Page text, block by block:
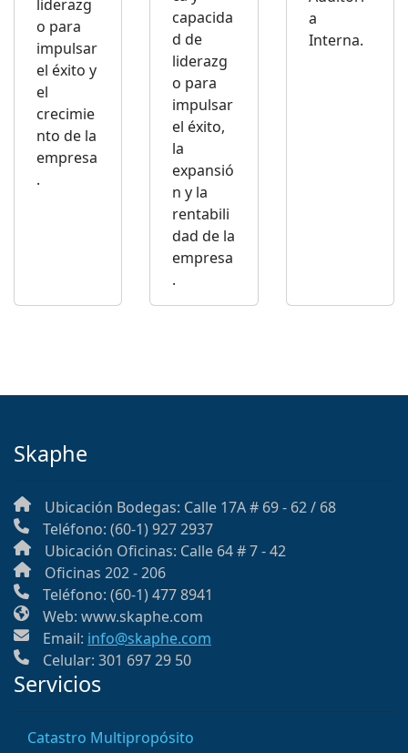
liderazg
o para
impulsar
el éxito y
el
crecimie
nto de la
empresa
.
capacida
d de
liderazg
o para
impulsar
el éxito,
la
expansió
n y la
rentabili
dad de la
empresa
.
a
Interna.
Skaphe
Ubicación Bodegas: Calle 17A # 69 - 62 / 68
Teléfono: (60-1) 927 2937
Ubicación Oficinas: Calle 64 # 7 - 42
Oficinas 202 - 206
Teléfono: (60-1) 477 8941
Web: www.skaphe.com
Email: info@skaphe.com
Celular: 301 697 29 50
Servicios
Catastro Multipropósito